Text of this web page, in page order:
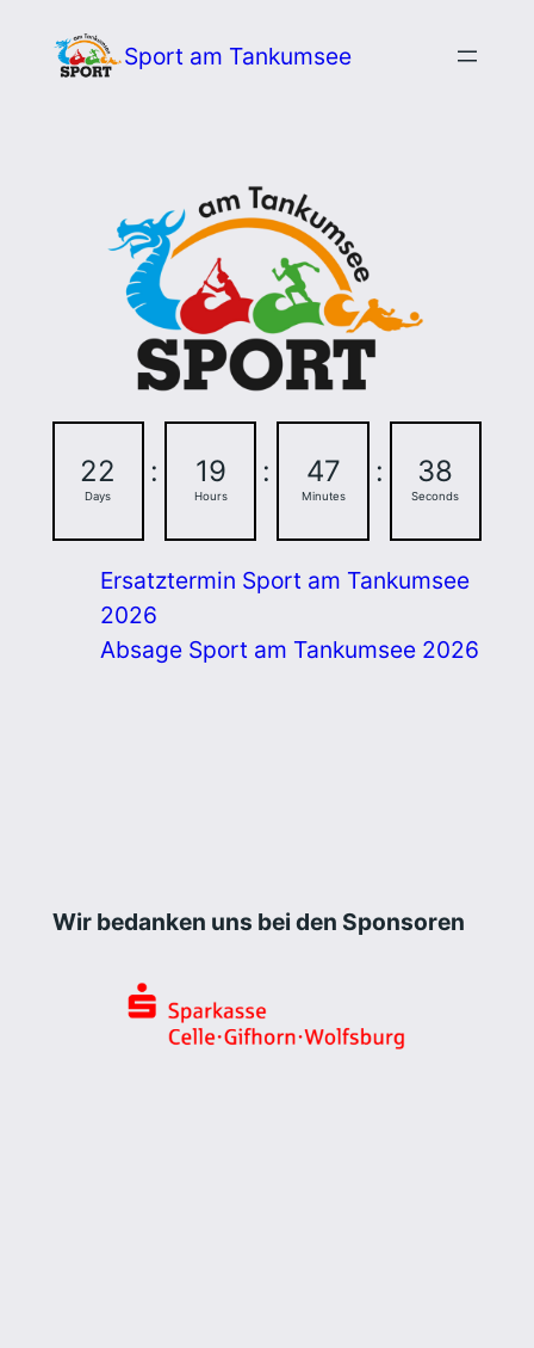
Inhalt
Sport am Tankumsee
22
Days
: 19
Hours
: 47
Minutes
: 38
Seconds
Ersatztermin Sport am Tankumsee
2026
Absage Sport am Tankumsee 2026
Wir bedanken uns bei den Sponsoren